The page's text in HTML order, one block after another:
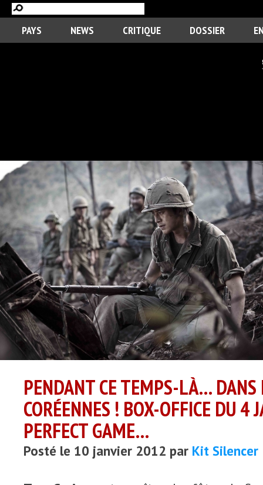
PAYS NEWS CRITIQUE DOSSIER
PENDANT CE TEMPS-LÀ… DANS
CORÉENNES ! BOX-OFFICE DU 4
PERFECT GAME…
Posté le 10 janvier 2012 par Kit Silencer